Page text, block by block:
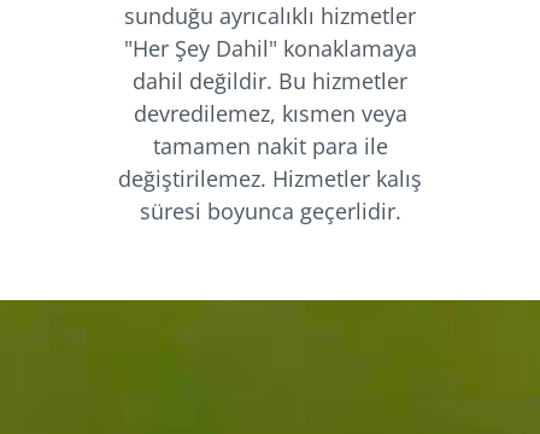
sunduğu ayrıcalıklı hizmetler
"Her Şey Dahil" konaklamaya
dahil değildir. Bu hizmetler
devredilemez, kısmen veya
tamamen nakit para ile
değiştirilemez. Hizmetler kalış
süresi boyunca geçerlidir.